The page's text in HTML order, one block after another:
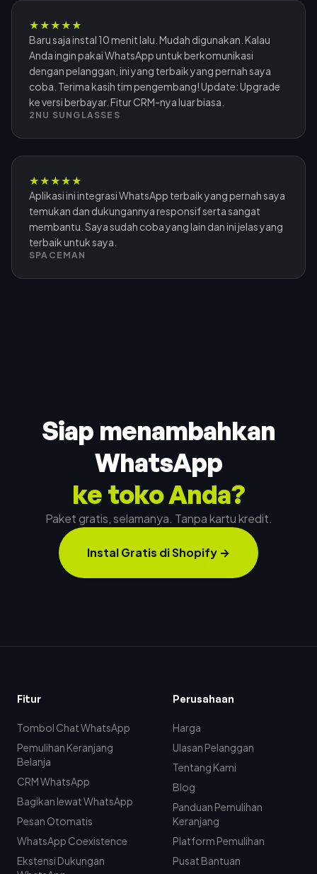
★★★★★
Baru saja instal 10 menit lalu. Mudah digunakan. Kalau
Anda ingin pakai WhatsApp untuk berkomunikasi
dengan pelanggan, ini yang terbaik yang pernah saya
coba. Terima kasih tim pengembang! Update: Upgrade
ke versi berbayar. Fitur CRM-nya luar biasa.
2NU SUNGLASSES
★★★★★
Aplikasi ini integrasi WhatsApp terbaik yang pernah saya
temukan dan dukungannya responsif serta sangat
membantu. Saya sudah coba yang lain dan ini jelas yang
terbaik untuk saya.
SPACEMAN
Siap menambahkan
WhatsApp
ke toko Anda?
Paket gratis, selamanya. Tanpa kartu kredit.
Instal Gratis di Shopify →
Fitur
Tombol Chat WhatsApp
Pemulihan Keranjang
Belanja
CRM WhatsApp
Bagikan lewat WhatsApp
Pesan Otomatis
WhatsApp Coexistence
Ekstensi Dukungan
Perusahaan
Harga
Ulasan Pelanggan
Tentang Kami
Blog
Panduan Pemulihan
Keranjang
Platform Pemulihan
Pusat Bantuan